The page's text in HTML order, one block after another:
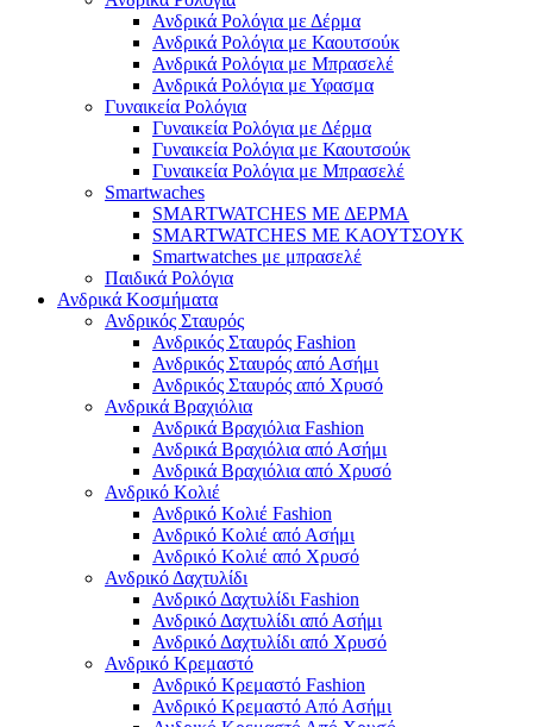
Ανδρικά Ρολόγια με Δέρμα
Ανδρικά Ρολόγια με Καουτσούκ
Ανδρικά Ρολόγια με Μπρασελέ
Ανδρικά Ρολόγια με Υφασμα
Γυναικεία Ρολόγια
Γυναικεία Ρολόγια με Δέρμα
Γυναικεία Ρολόγια με Καουτσούκ
Γυναικεία Ρολόγια με Μπρασελέ
Smartwaches
SMARTWATCHES ΜΕ ΔΕΡΜΑ
SMARTWATCHES ΜΕ ΚΑΟΥΤΣΟΥΚ
Smartwatches με μπρασελέ
Παιδικά Ρολόγια
Ανδρικά Κοσμήματα
Ανδρικός Σταυρός
Ανδρικός Σταυρός Fashion
Ανδρικός Σταυρός από Ασήμι
Ανδρικός Σταυρός από Χρυσό
Ανδρικά Βραχιόλια
Ανδρικά Βραχιόλια Fashion
Ανδρικά Βραχιόλια από Ασήμι
Ανδρικά Βραχιόλια από Χρυσό
Ανδρικό Κολιέ
Ανδρικό Κολιέ Fashion
Ανδρικό Κολιέ από Ασήμι
Ανδρικό Κολιέ από Χρυσό
Ανδρικό Δαχτυλίδι
Ανδρικό Δαχτυλίδι Fashion
Ανδρικό Δαχτυλίδι από Ασήμι
Ανδρικό Δαχτυλίδι από Χρυσό
Ανδρικό Κρεμαστό
Ανδρικό Κρεμαστό Fashion
Ανδρικό Κρεμαστό Από Ασήμι